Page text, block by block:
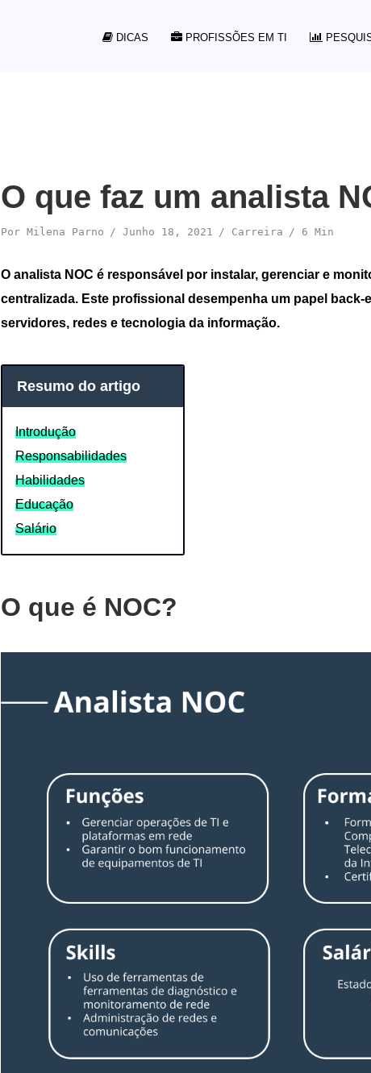
DICAS PROFISSÕES EM TI
O que faz um analista
Por Milena Parno Junho 18, 2021 Carreira 6 Min
O analista NOC é responsável por instalar, gerenciar e
centralizada. Este profissional desempenha um papel back-
servidores, redes e tecnologia da informação.
Resumo do artigo
Introdução
Responsabilidades
Habilidades
Educação
Salário
O que é NOC?